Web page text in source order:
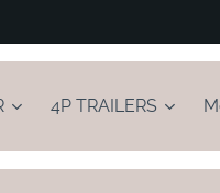
4P TRAILERS